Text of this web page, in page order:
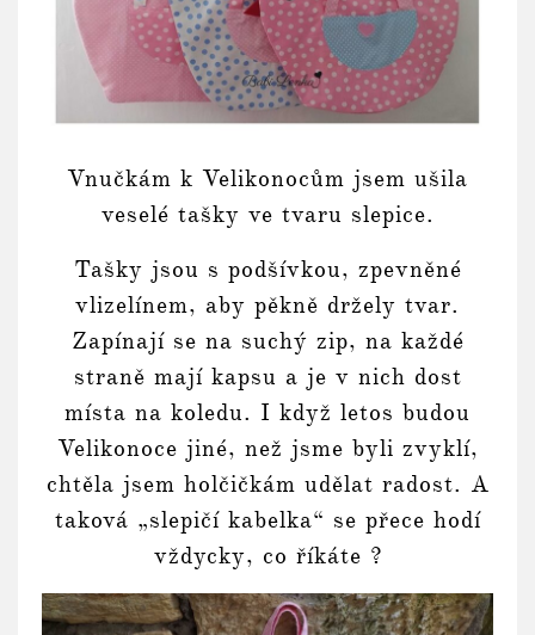
Vnučkám k Velikonocům jsem ušila
veselé tašky ve tvaru slepice.
Tašky jsou s podšívkou, zpevněné
vlizelínem, aby pěkně držely tvar.
Zapínají se na suchý zip, na každé
straně mají kapsu a je v nich dost
místa na koledu. I když letos budou
Velikonoce jiné, než jsme byli zvyklí,
chtěla jsem holčičkám udělat radost. A
taková „slepičí kabelka“ se přece hodí
vždycky, co říkáte ?